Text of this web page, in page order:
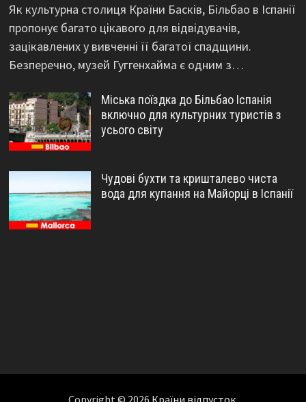
Як культурна столиця Країни Басків, Більбао в Іспанії
пропонує багато цікавого для відвідувачів,
зацікавлених у вивченні її багатої спадщини.
Безперечно, музей Гуггенхайма є одним з…
Міська поїздка до Більбао Іспанія
включно для культурних туристів з
усього світу
Чудові бухти та кришталево чиста
вода для купання на Майорці в Іспанії
Copyright © 2026 Країни відпусток.